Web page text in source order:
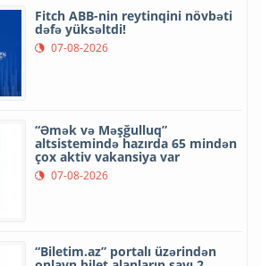
Fitch ABB-nin reytinqini növbəti
dəfə yüksəltdi!
07-08-2026
“Əmək və Məşğulluq”
altsistemində hazırda 65 mindən
çox aktiv vakansiya var
07-08-2026
“Biletim.az” portalı üzərindən